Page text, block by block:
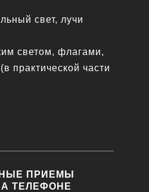
свет, лучи
светом, флагами,
практической части
ПРИЕМЫ
ТЕЛЕФОНЕ